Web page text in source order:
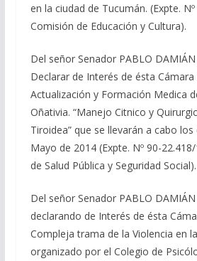
en la ciudad de Tucumán. (Expte.
Comisión de Educación y Cultura).
Del señor Senador PABLO DAMIÁN
Declarar de Interés de ésta
Actualización y Formación Medica
Oñativia. “Manejo Citnico y
Tiroidea” que se llevarán a cabo los
Mayo de 2014 (Expte. Nº 90-
de Salud Pública y Seguridad Social).
Del señor Senador PABLO
declarando de Interés de ésta
Compleja trama de la Violencia en
organizado por el Colegio de